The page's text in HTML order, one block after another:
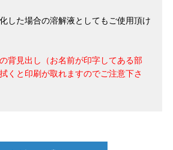
した場合の溶解液としてもご使用頂け
背見出し（お名前が印字してある部
くと印刷が取れますのでご注意下さ